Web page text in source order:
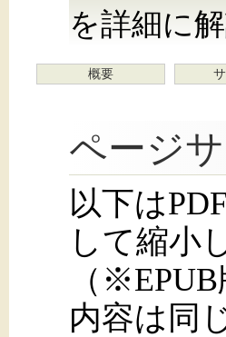
を詳細に
概要
ページ
以下は
して縮小
（
内容は同